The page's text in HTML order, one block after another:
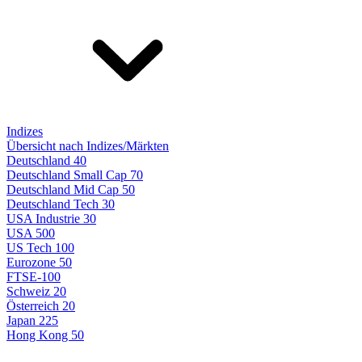
Indizes
Übersicht nach Indizes/Märkten
Deutschland 40
Deutschland Small Cap 70
Deutschland Mid Cap 50
Deutschland Tech 30
USA Industrie 30
USA 500
US Tech 100
Eurozone 50
FTSE-100
Schweiz 20
Österreich 20
Japan 225
Hong Kong 50